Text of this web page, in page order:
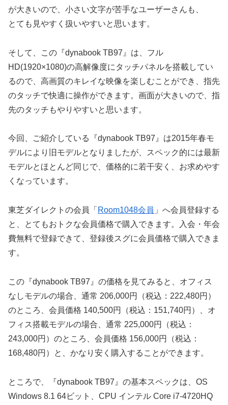
が大きいので、小さい文字が苦手なユーザーさんも、
とても見やすく扱いやすいと思います。
そして、この『dynabook TB97』は、フル
HD(1920×1080)の高解像度にタッチパネルを搭載してい
るので、高画質のキレイな映像を楽しむことができ、指先
のタッチで快適に操作ができます。画面が大きいので、指
先のタッチもやりやすいと思います。
今回、ご紹介している『dynabook TB97』は2015年春モ
デルにより旧モデルとなりましたが、スペック的には最新
モデルとほとんど同じで、価格的に若干安く、お求めやす
くなっています。
東芝ダイレクトの会員「 Room1048会員 」へ会員登録する
と、とてもおトクな会員価格で購入できます。入会・年会
費無料で登録できて、登録後スグに会員価格で購入できま
す。
この『dynabook TB97』の価格を見てみると、オフィス
なしモデルの場合、通常 206,000円（税込：222,480円）
のところ、会員価格 140,500円（税込：151,740円）、オ
フィス搭載モデルの場合、通常 225,000円（税込：
243,000円）のところ、会員価格 156,000円（税込：
168,480円）と、かなり安く購入することができます。
ところで、『dynabook TB97』の基本スペックは、OS
Windows 8.1 64ビット、CPU インテル Core i7-4720HQ